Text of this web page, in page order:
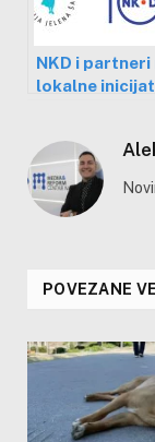
NKD i
lokalne
POVEZANE